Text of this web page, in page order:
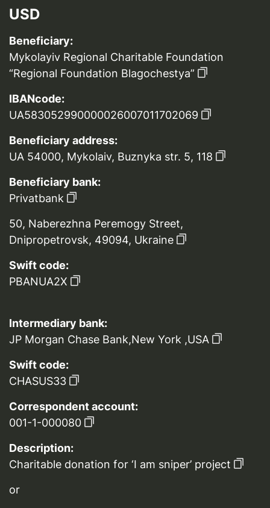
USD
Beneficiary:
Mykolayiv Regional Charitable Foundation
“Regional Foundation Blagochestya”
IBANcode:
UA583052990000026007011702069
Beneficiary address:
UA 54000, Mykolaiv, Buznyka str. 5, 118
Beneficiary bank:
Privatbank
50, Naberezhna Peremogy Street,
Dnipropetrovsk, 49094, Ukraine
Swift code:
PBANUA2X
Intermediary bank:
JP Morgan Chase Bank,New York ,USA
Swift code:
CHASUS33
Correspondent account:
001-1-000080
Description:
Charitable donation for ‘I am sniper’ project
or